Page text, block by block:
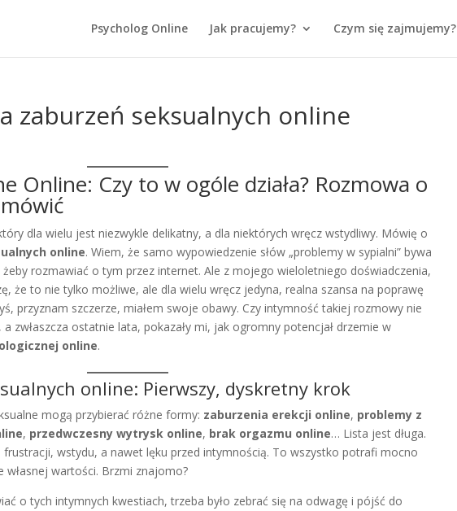
Psycholog Online Jak pracujemy? Czym się zajmujemy?
zaburzeń seksualnych online
Online: Czy to w ogóle działa? Rozmowa o
dla wielu jest niezwykle delikatny, a dla niektórych wręcz wstydliwy. Mówię o
online. Wiem, że samo wypowiedzenie słów „problemy w sypialni” bywa
rozmawiać o tym przez internet. Ale z mojego wieloletniego doświadczenia,
że to nie tylko możliwe, ale dla wielu wręcz jedyna, realna szansa na poprawę
przyznam szczerze, miałem swoje obawy. Czy intymność takiej rozmowy nie
zwłaszcza ostatnie lata, pokazały mi, jak ogromny potencjał drzemie w
online.
online: Pierwszy, dyskretny krok
mogą przybierać różne formy: zaburzenia erekcji online, problemy z
, przedwczesny wytrysk online, brak orgazmu online… Lista jest długa.
wstydu, a nawet lęku przed intymnością. To wszystko potrafi mocno
własnej wartości. Brzmi znajomo?
o tych intymnych kwestiach, trzeba było zebrać się na odwagę i pójść do